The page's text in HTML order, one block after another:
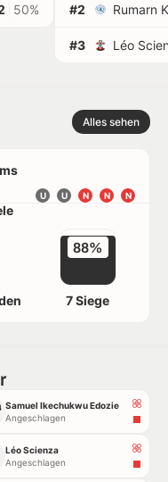
50% #2
#3 Léo
Alles sehen
N
N
N
U
U
88%
7 Siege
Samuel Ikechukwu Edozie
Angeschlagen
Léo Scienza
Angeschlagen